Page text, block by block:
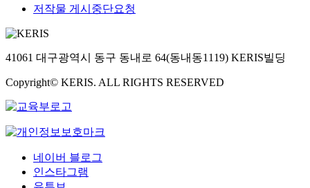
저작물 게시중단요청
41061 대구광역시 동구 동내로 64(동내동1119) KERIS빌딩
Copyright© KERIS. ALL RIGHTS RESERVED
네이버 블로그
인스타그램